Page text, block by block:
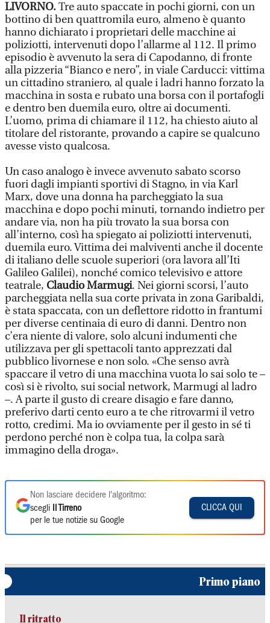
LIVORNO.Tre auto spaccate in pochi giorni, con un
bottino di ben quattromila euro, almeno è quanto
hanno dichiarato i proprietari delle macchine ai
poliziotti, intervenuti dopo l’allarme al 112. Il primo
episodio è avvenuto la sera di Capodanno, di fronte
alla pizzeria “Bianco e nero”, in viale Carducci: vittima
un cittadino straniero, al quale i ladri hanno forzato la
macchina in sosta e rubato una borsa con il portafogli
e dentro ben duemila euro, oltre ai documenti.
L’uomo, prima di chiamare il 112, ha chiesto aiuto al
titolare del ristorante, provando a capire se qualcuno
avesse visto qualcosa.
Un caso analogo è invece avvenuto sabato scorso
fuori dagli impianti sportivi di Stagno, in via Karl
Marx, dove una donna ha parcheggiato la sua
macchina e dopo pochi minuti, tornando indietro per
andare via, non ha più trovato la sua borsa con
all’interno, così ha spiegato ai poliziotti intervenuti,
duemila euro. Vittima dei malviventi anche il docente
di italiano delle scuole superiori (ora lavora all’Iti
Galileo Galilei), nonché comico televisivo e attore
teatrale, Claudio Marmugi. Nei giorni scorsi, l’auto
parcheggiata nella sua corte privata in zona Garibaldi,
è stata spaccata, con un deflettore ridotto in frantumi
per diverse centinaia di euro di danni. Dentro non
c’era niente di valore, solo alcuni indumenti che
utilizzava per gli spettacoli tanto apprezzati dal
pubblico livornese e non solo. «Che senso avrà
spaccare il vetro di una macchina vuota lo sai solo te –
così si è rivolto, sui social network, Marmugi al ladro
–. A parte il gusto di creare disagio e fare danno,
preferivo darti cento euro a te che ritrovarmi il vetro
rotto, credimi. Ma io ovviamente per il gesto in sé ti
perdono perché non è colpa tua, la colpa sarà
immagino della droga».
Non lasciare decidere l'algoritmo:
scegli
Il Tirreno
per le tue notizie su Google
CLICCA QUI
Primo piano
Il ritratto